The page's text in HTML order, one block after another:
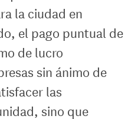
la ciudad en
el pago puntual de
de lucro
sin ánimo de
las
sino que